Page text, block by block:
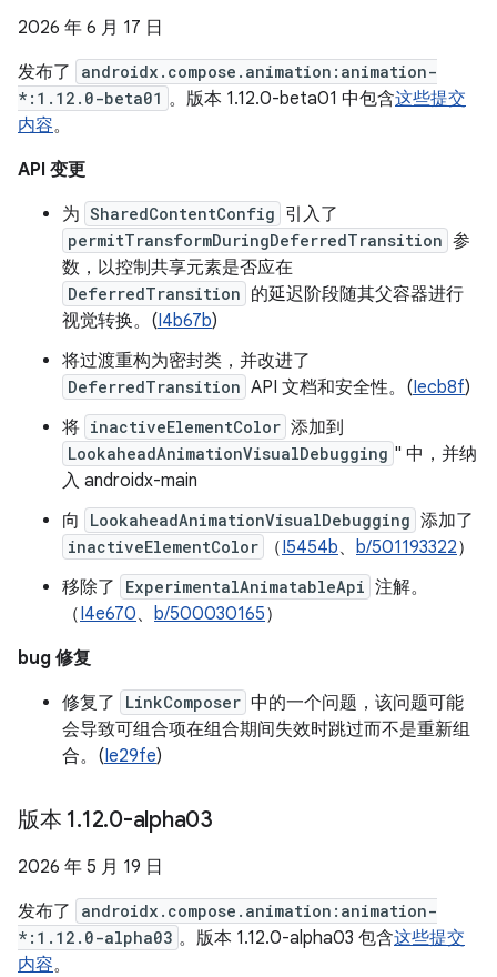
2026 年 6 月 17 日
发布了
androidx.compose.animation:animation-
*:1.12.0-beta01 。版本 1.12.0-beta01 中包含这些提交
内容。
API 变更
为 SharedContentConfig 引入了
permitTransformDuringDeferredTransition 参
数，以控制共享元素是否应在
DeferredTransition 的延迟阶段随其父容器进行
视觉转换。(I4b67b)
将过渡重构为密封类，并改进了
DeferredTransition API 文档和安全性。(Iecb8f)
将 inactiveElementColor 添加到
LookaheadAnimationVisualDebugging " 中，并纳
入 androidx-main
向
LookaheadAnimationVisualDebugging 添加了
inactiveElementColor （I5454b、 b/501193322）
移除了
ExperimentalAnimatableApi 注解。
（I4e670、 b/500030165）
bug 修复
修复了
LinkComposer 中的一个问题，该问题可能
会导致可组合项在组合期间失效时跳过而不是重新组
合。(Ie29fe)
版本 1.12.0-alpha03
2026 年 5 月 19 日
发布了
androidx.compose.animation:animation-
*:1.12.0-alpha03 。版本 1.12.0-alpha03 包含这些提交
内容。